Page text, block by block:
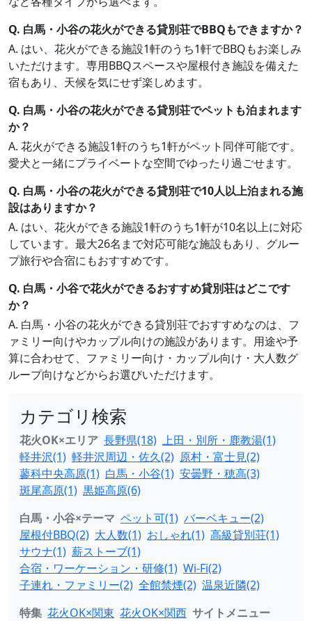
Q. 白馬・小谷の花火ができる貸別荘でBBQもできますか？
A. はい、花火ができる施設1軒のうち1軒でBBQもお楽しみ
いただけます。専用BBQスペースや屋根付き施設を備えた
宿もあり、天候を気にせず楽しめます。
Q. 白馬・小谷の花火ができる貸別荘でペットも泊まれます
か？
A. 花火ができる施設1軒のうち1軒がペット同伴可能です。
愛犬と一緒にプライベートな空間でゆったり過ごせます。
Q. 白馬・小谷の花火ができる貸別荘で10人以上泊まれる施
設はありますか？
A. はい、花火ができる施設1軒のうち1軒が10名以上に対応
しています。最大26名まで対応可能な施設もあり、グルー
プ旅行や合宿にもおすすめです。
Q. 白馬・小谷で花火ができるおすすめ貸別荘はどこです
か？
A. 白馬・小谷の花火ができる貸別荘でおすすめなのは、フ
ァミリー向けやカップル向けの施設があります。用途や予
算に合わせて、ファミリー向け・カップル向け・大人数グ
ループ向けなどからお選びいただけます。
カテゴリ検索
花火OK×エリア 長野県(18) 上田・別所・鹿教湯(1)
軽井沢(1) 軽井沢周辺・佐久(2) 原村・富士見(2)
蓼科中央高原(1) 白馬・小谷(1) 安曇野・穂高(3)
斑尾高原(1) 黒姫高原(6)
白馬・小谷×テーマ ペット可(1) バーベキュー(2)
屋根付BBQ(2) 大人数(1) おしゃれ(1) 高級貸別荘(1)
サウナ(1) 薪ストーブ(1)
合宿・ワーケーション・研修(1) Wi-Fi(2)
子連れ・ファミリー(2) 全館禁煙(2) 温泉近隣(2)
特集 花火OK×関東 花火OK×関西 サイトメニュー